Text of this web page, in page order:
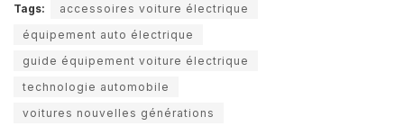
Tags:
accessoires voiture électrique
équipement auto électrique
guide équipement voiture électrique
technologie automobile
voitures nouvelles générations